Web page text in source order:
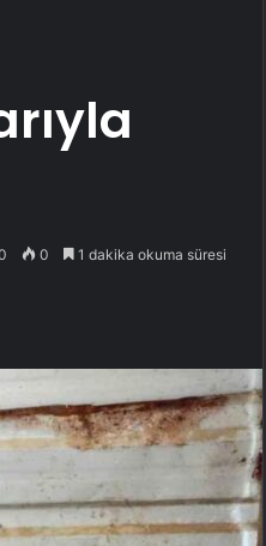
0 1 dakika okuma süresi